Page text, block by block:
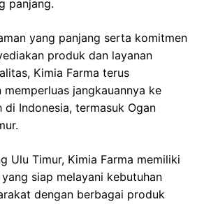
panjang.
yang panjang serta komitmen
produk dan layanan
Kimia Farma terus
jangkauannya ke
di Indonesia, termasuk Ogan
Ulu Timur, Kimia Farma memiliki
siap melayani kebutuhan
dengan berbagai produk